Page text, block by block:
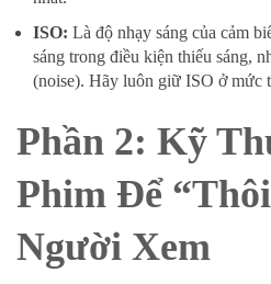
ISO: Là độ nhạy sáng của cảm
sáng trong điều kiện thiếu sáng,
(noise). Hãy luôn giữ ISO ở mức
Phần 2: Kỹ
Phim Để
Người Xem